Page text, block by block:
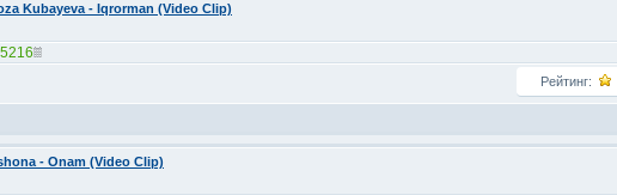
Kubayeva - Iqrorman (Video Clip)
5216
Рейтинг:
- Onam (Video Clip)